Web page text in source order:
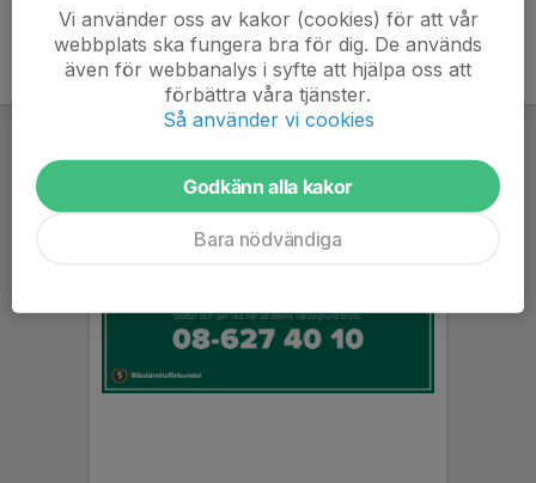
Vi använder oss av kakor (cookies) för att vår
webbplats ska fungera bra för dig. De används
även för webbanalys i syfte att hjälpa oss att
förbättra våra tjänster.
Så använder vi cookies
Godkänn alla kakor
Bara nödvändiga